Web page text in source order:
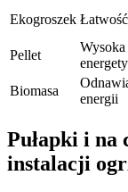
Ekogroszek
Pellet
Biomasa
energii
Pułapki i na
instalacji